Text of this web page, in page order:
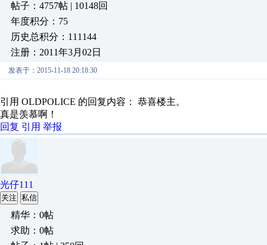
帖子：4757帖 | 10148回
年度积分：75
历史总积分：111144
注册：2011年3月02日
发表于：2015-11-18 20:18:30
引用 OLDPOLICE 的回复内容： 恭喜楼主。
真是羡慕啊！
回复 引用 举报
光仔111
关注 私信
精华：0帖
求助：0帖